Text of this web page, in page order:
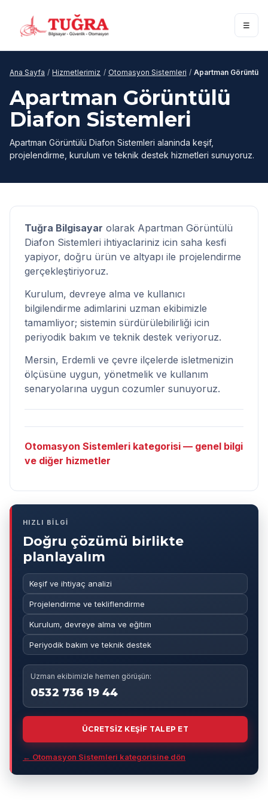
☰
Ana Sayfa / Hizmetlerimiz / Otomasyon Sistemleri / Apartman Görüntülü
Apartman Görüntülü
Diafon Sistemleri
Apartman Görüntülü Diafon Sistemleri alaninda keşif,
projelendirme, kurulum ve teknik destek hizmetleri sunuyoruz.
Tuğra Bilgisayar olarak Apartman Görüntülü
Diafon Sistemleri ihtiyaclariniz icin saha kesfi
yapiyor, doğru ürün ve altyapı ile projelendirme
gerçekleştiriyoruz.
Kurulum, devreye alma ve kullanıcı
bilgilendirme adimlarini uzman ekibimizle
tamamliyor; sistemin sürdürülebilirliği icin
periyodik bakım ve teknik destek veriyoruz.
Mersin, Erdemli ve çevre ilçelerde isletmenizin
ölçüsüne uygun, yönetmelik ve kullanım
senaryolarına uygun cozumler sunuyoruz.
Otomasyon Sistemleri kategorisi — genel bilgi
ve diğer hizmetler
HIZLI BİLGİ
Doğru çözümü birlikte
planlayalım
Keşif ve ihtiyaç analizi
Projelendirme ve tekliflendirme
Kurulum, devreye alma ve eğitim
Periyodik bakım ve teknik destek
Uzman ekibimizle hemen görüşün:
0532 736 19 44
ÜCRETSİZ KEŞİF TALEP ET
← Otomasyon Sistemleri kategorisine dön